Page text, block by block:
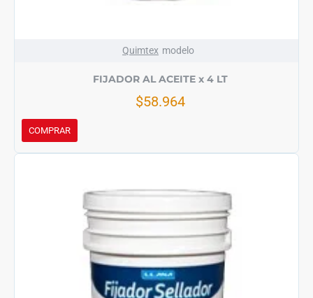
Quimtex modelo
FIJADOR AL ACEITE x 4 LT
$58.964
COMPRAR